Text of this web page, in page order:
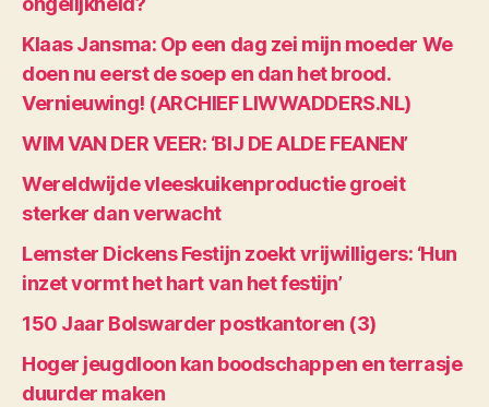
Klaas Jansma: Op een dag zei mijn moeder We
doen nu eerst de soep en dan het brood.
Vernieuwing! (ARCHIEF LIWWADDERS.NL)
WIM VAN DER VEER: ‘BIJ DE ALDE FEANEN’
Wereldwijde vleeskuikenproductie groeit
sterker dan verwacht
Lemster Dickens Festijn zoekt vrijwilligers: ‘Hun
inzet vormt het hart van het festijn’
150 Jaar Bolswarder postkantoren (3)
Hoger jeugdloon kan boodschappen en terrasje
duurder maken